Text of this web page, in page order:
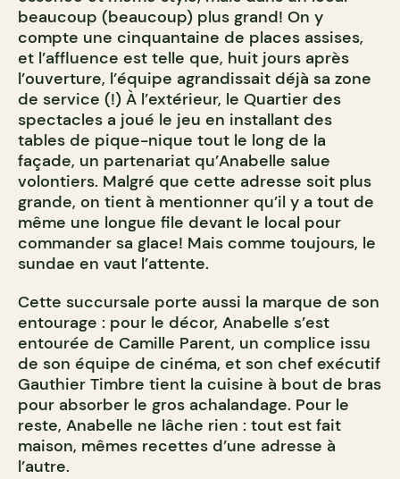
beaucoup (beaucoup) plus grand! On y
compte une cinquantaine de places assises,
et l’affluence est telle que, huit jours après
l’ouverture, l’équipe agrandissait déjà sa zone
de service (!) À l’extérieur, le Quartier des
spectacles a joué le jeu en installant des
tables de pique-nique tout le long de la
façade, un partenariat qu’Anabelle salue
volontiers. Malgré que cette adresse soit plus
grande, on tient à mentionner qu’il y a tout de
même une longue file devant le local pour
commander sa glace! Mais comme toujours, le
sundae en vaut l’attente.
Cette succursale porte aussi la marque de son
entourage : pour le décor, Anabelle s’est
entourée de Camille Parent, un complice issu
de son équipe de cinéma, et son chef exécutif
Gauthier Timbre tient la cuisine à bout de bras
pour absorber le gros achalandage. Pour le
reste, Anabelle ne lâche rien : tout est fait
maison, mêmes recettes d’une adresse à
l’autre.